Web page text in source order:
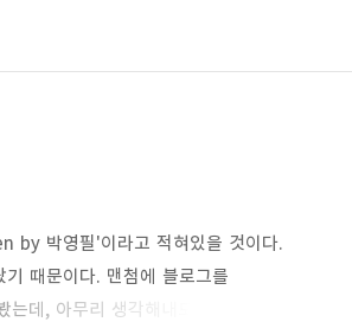
.이제 앞으로 블로그 방문자수가
by 박영필'이라고 적혀있을 것이다.
때문이다. 맨첨에 블로그를
데, 아무리 생각해내도 좋은게